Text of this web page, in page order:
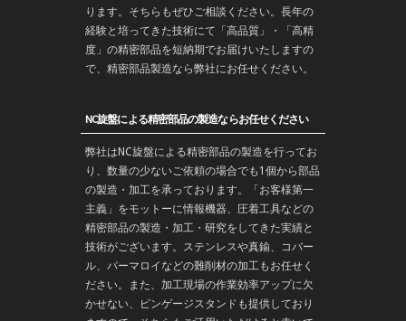
ります。そちらもぜひご相談ください。長年の
経験と培ってきた技術にて「高品質」・「高精
度」の精密部品を短納期でお届けいたしますの
で、精密部品製造なら弊社にお任せください。
NC旋盤による精密部品の製造ならお任せください
弊社はNC旋盤による精密部品の製造を行ってお
り、数量の少ないご依頼の場合でも1個から部品
の製造・加工を承っております。「お客様第一
主義」をモットーに情報機器、圧着工具などの
精密部品の製造・ 加工 ・ 研究をしてきた実績と
技術がございます。
ステンレスや真鍮 、コバー
ル、パーマロイなどの難削材の加工もお任せく
ださい。また、加工現場の作業効率アップに欠
かせない、ピンゲージスタンドも提供しており